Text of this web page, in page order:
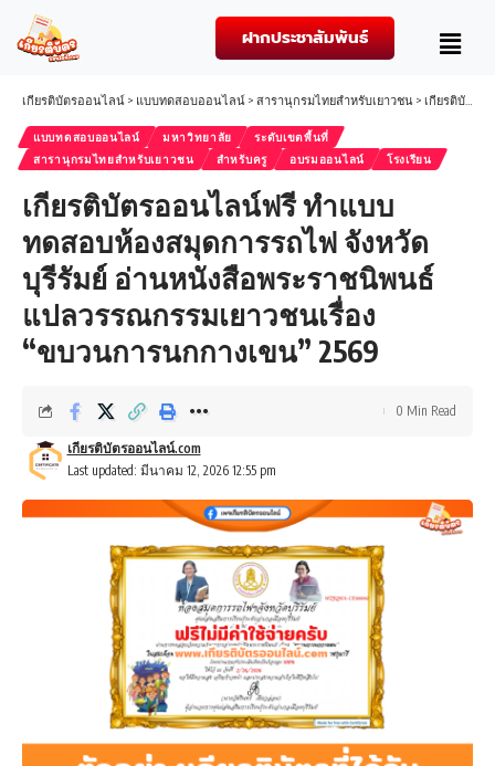
ฝากประชาสัมพันธ์
เกียรติบัตรออนไลน์ > แบบทดสอบออนไลน์ > สารานุกรมไทยสำหรับเยาวชน > เกียรติบัตรออนไลน์ฟรี ทำแบบทดสอบห้องสมุดการรถไฟ จังหวัดบุรีรัมย์ อ่านหนังสือพระราชนิพนธ์แปลวรรณกรรมเยาวชนเรื่อง “ขบวนการนกกางเขน” 2569
แบบทดสอบออนไลน์ มหาวิทยาลัย
ระดับเขตพื้นที่
สารานุกรมไทยสำหรับเยาวชน
สำหรับครู อบรมออนไลน์ โรงเรียน
เกียรติบัตรออนไลน์ฟรี ทำแบบ
ทดสอบห้องสมุดการรถไฟ จังหวัด
บุรีรัมย์ อ่านหนังสือพระราชนิพนธ์
แปลวรรณกรรมเยาวชนเรื่อง
“ขบวนการนกกางเขน” 2569
Last updated: มีนาคม 12, 2026 12:55 pm
เกียรติบัตรออนไลน์.com
0 Min Read